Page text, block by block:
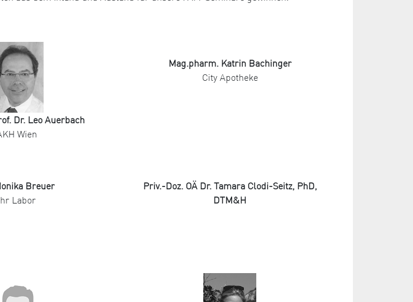
Dr. Leo Auerbach
Wien
Mag.pharm. Katrin Bachinger
City Apotheke
Breuer
Labor
Priv.-Doz. OÄ Dr. Tamara Clodi-Seitz, PhD,
DTM&H